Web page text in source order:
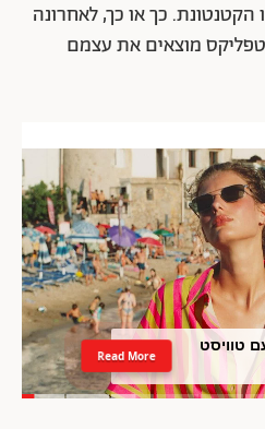
כך או כך, לאחרונה
מוצאים את עצמם
עם טוויסט
Read More